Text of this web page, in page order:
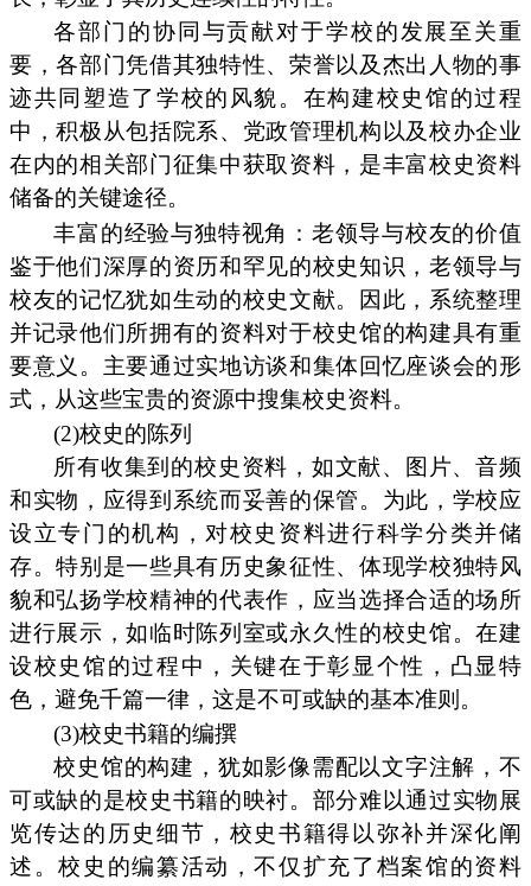
各部门的协同与贡献对于学校的发展至关重
要，各部门凭借其独特性、荣誉以及杰出人物的事
迹共同塑造了学校的风貌。在构建校史馆的过程
中，积极从包括院系、党政管理机构以及校办企业
在内的相关部门征集中获取资料，是丰富校史资料
储备的关键途径。
丰富的经验与独特视角：老领导与校友的价值
鉴于他们深厚的资历和罕见的校史知识，老领导与
校友的记忆犹如生动的校史文献。因此，系统整理
并记录他们所拥有的资料对于校史馆的构建具有重
要意义。主要通过实地访谈和集体回忆座谈会的形
式，从这些宝贵的资源中搜集校史资料。
(2)校史的陈列
所有收集到的校史资料，如文献、图片、音频
和实物，应得到系统而妥善的保管。为此，学校应
设立专门的机构，对校史资料进行科学分类并储
存。特别是一些具有历史象征性、体现学校独特风
貌和弘扬学校精神的代表作，应当选择合适的场所
进行展示，如临时陈列室或永久性的校史馆。在建
设校史馆的过程中，关键在于彰显个性，凸显特
色，避免千篇一律，这是不可或缺的基本准则。
(3)校史书籍的编撰
校史馆的构建，犹如影像需配以文字注解，不
可或缺的是校史书籍的映衬。部分难以通过实物展
览传达的历史细节，校史书籍得以弥补并深化阐
述。校史的编纂活动，不仅扩充了档案馆的资料